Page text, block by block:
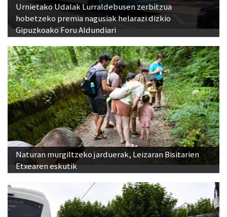
Urnietako Udalak Lurraldebusen zerbitzua
hobetzeko premia nagusiak helarazi dizkio
Gipuzkoako Foru Aldundiari
Naturan murgiltzeko jarduerak, Leizaran Bisitarien
Etxearen eskutik